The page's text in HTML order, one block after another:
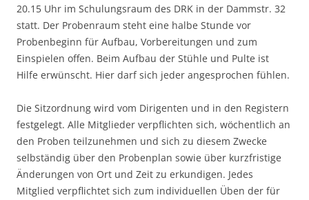
20.15 Uhr im Schulungsraum des DRK in der Dammstr. 32
statt. Der Probenraum steht eine halbe Stunde vor
Probenbeginn für Aufbau, Vorbereitungen und zum
Einspielen offen. Beim Aufbau der Stühle und Pulte ist
Hilfe erwünscht. Hier darf sich jeder angesprochen fühlen.
Die Sitzordnung wird vom Dirigenten und in den Registern
festgelegt. Alle Mitglieder verpflichten sich, wöchentlich an
den Proben teilzunehmen und sich zu diesem Zwecke
selbständig über den Probenplan sowie über kurzfristige
Änderungen von Ort und Zeit zu erkundigen. Jedes
Mitglied verpflichtet sich zum individuellen Üben der für